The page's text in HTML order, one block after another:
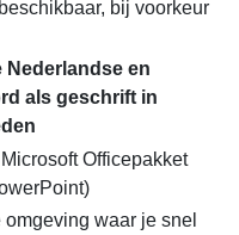
bij voorkeur
Nederlandse en
als geschrift in
Officepakket
waar je snel